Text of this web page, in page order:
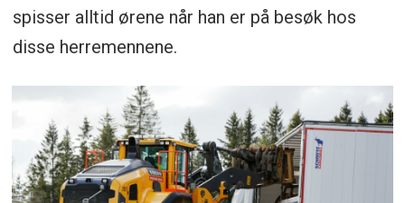
spisser alltid ørene når han er på besøk hos
disse herremennene.